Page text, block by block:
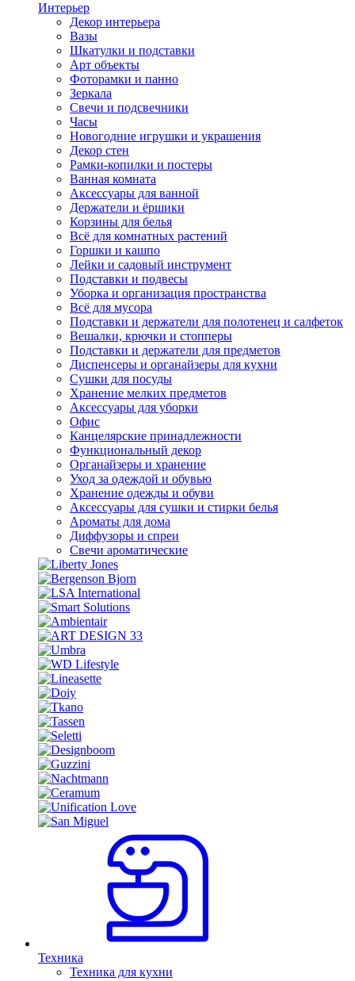
Интерьер
Декор интерьера
Вазы
Шкатулки и подставки
Арт объекты
Фоторамки и панно
Зеркала
Свечи и подсвечники
Часы
Новогодние игрушки и украшения
Декор стен
Рамки-копилки и постеры
Ванная комната
Аксессуары для ванной
Держатели и ёршики
Корзины для белья
Всё для комнатных растений
Горшки и кашпо
Лейки и садовый инструмент
Подставки и подвесы
Уборка и организация пространства
Всё для мусора
Подставки и держатели для полотенец и салфеток
Вешалки, крючки и стопперы
Подставки и держатели для предметов
Диспенсеры и органайзеры для кухни
Сушки для посуды
Хранение мелких предметов
Аксессуары для уборки
Офис
Канцелярские принадлежности
Функциональный декор
Органайзеры и хранение
Уход за одеждой и обувью
Хранение одежды и обуви
Аксессуары для сушки и стирки белья
Ароматы для дома
Диффузоры и спреи
Свечи ароматические
Техника
Техника для кухни